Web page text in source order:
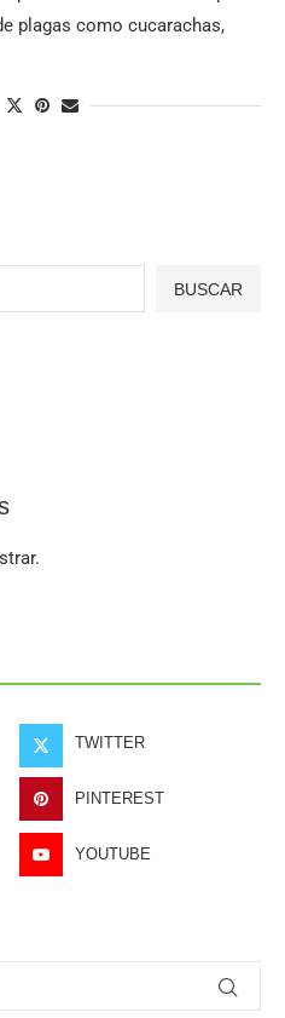
plagas como cucarachas,
BUSCAR
TWITTER
PINTEREST
YOUTUBE